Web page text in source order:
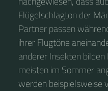
Flügelschlagton der
Partner passen
ihrer Flugtöne
anderer Insekten
meisten im Sommer
werden beispielsweise